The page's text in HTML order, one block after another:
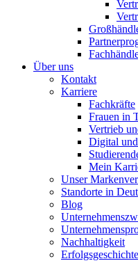
Über uns
Kontakt
Karriere
Fachkräfte
Frauen in
Vertrieb
Digital
Mein
Unser
Standorte in
Blog
Nachhaltigkeit